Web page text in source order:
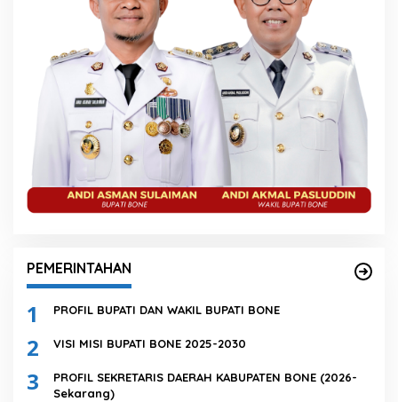
PEMERINTAHAN
1 PROFIL BUPATI DAN WAKIL BUPATI BONE
2 VISI MISI BUPATI BONE 2025-2030
3
PROFIL SEKRETARIS DAERAH KABUPATEN BONE (2026-
Sekarang)